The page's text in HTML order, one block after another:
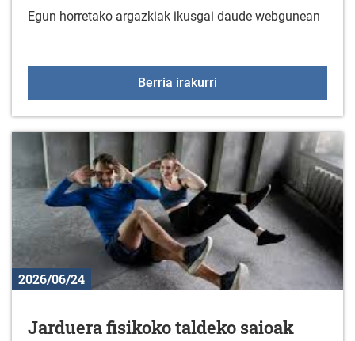
Egun horretako argazkiak ikusgai daude webgunean
Berria irakurri
2026/06/24
Jarduera fisikoko taldeko saioak